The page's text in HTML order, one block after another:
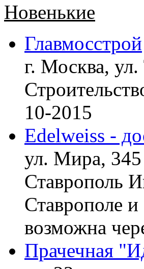
Новенькие
Главмосстрой
г. Москва,
10-2015
Edelweiss -
ул. Мира, 345
Ставрополь
Ставрополе
возможна
Прачечная